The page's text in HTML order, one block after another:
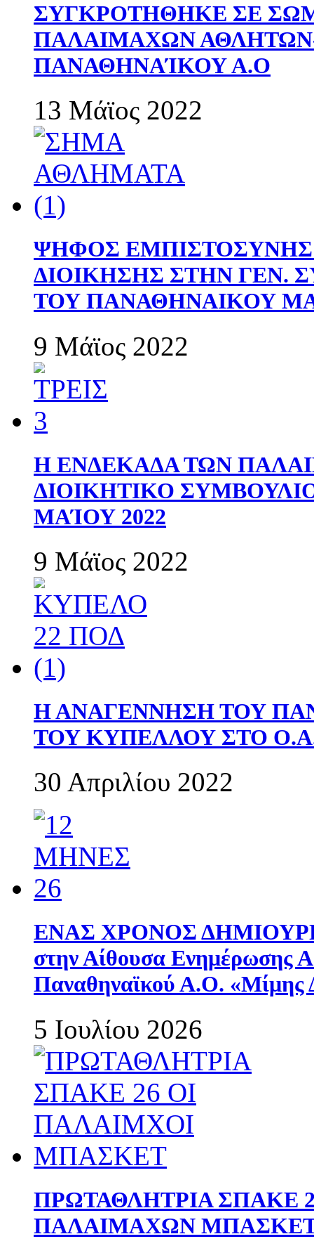
ΣΥΓΚΡΟΤΗΘΗΚΕ ΣΕ
ΠΑΛΑΙΜΑΧΩΝ
ΠΑΝΑΘΗΝΑΊΚΟΥ Α.Ο
13 Μάϊος 2022
ΨΗΦΟΣ
ΔΙΟΙΚΗΣΗΣ ΣΤΗΝ ΓΕΝ.
ΤΟΥ ΠΑΝΑΘΗΝΑΙΚΟΥ
9 Μάϊος 2022
Η ΕΝΔΕΚΑΔΑ ΤΩΝ
ΔΙΟΙΚΗΤΙΚΟ
ΜΑΊΟΥ 2022
9 Μάϊος 2022
Η ΑΝΑΓΕΝΝΗΣΗ ΤΟΥ
ΤΟΥ ΚΥΠΕΛΛΟΥ ΣΤΟ
30 Απριλίου 2022
ΕΝΑΣ ΧΡΟΝΟΣ
στην Αίθουσα Ενημέρωσης
Παναθηναϊκού Α.Ο. «Μίμης
5 Ιουλίου 2026
ΠΡΩΤΑΘΛΗΤΡΙΑ ΣΠΑΚΕ
ΠΑΛΑΙΜΑΧΩΝ